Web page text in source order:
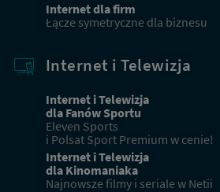
Internet dla firm
Łącze symetryczne dla biznesu
Internet i Telewizja
Internet i Telewizja
dla Fanów Sportu
Eleven Sports
i Polsat Sport Premium w cenie!
Internet i Telewizja
dla Kinomaniaka
Najnowsze filmy i seriale w Netii